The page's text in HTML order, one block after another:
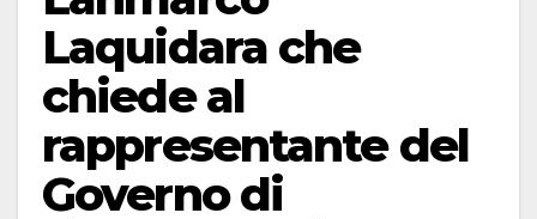
Laquidara che
chiede al
rappresentante del
Governo di